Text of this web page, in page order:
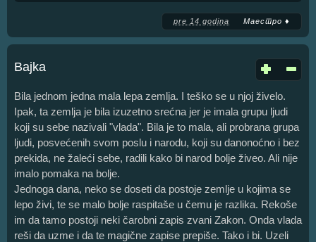
pre 14 godina Маестро ♦
Bajka
Bila jednom jedna mala lepa zemlja. I teško se u njoj živelo.
Ipak, ta zemlja je bila izuzetno srećna jer je imala grupu ljudi
koji su sebe nazivali "vlada". Bila je to mala, ali probrana grupa
ljudi, posvećenih svom poslu i narodu, koji su danonoćno i bez
prekida, ne žaleći sebe, radili kako bi narod bolje živeo. Ali nije
imalo pomaka na bolje.
Jednoga dana, neko se doseti da postoje zemlje u kojima se
lepo živi, te se malo bolje raspitaše u čemu je razlika. Rekoše
im da tamo postoji neki čarobni zapis zvani Zakon. Onda vlada
reši da uzme i da te magične zapise prepiše. Tako i bi. Uzeli